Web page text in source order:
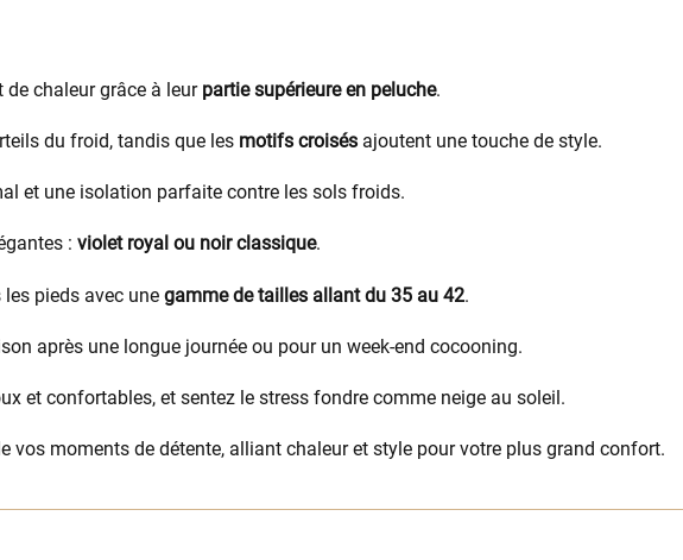
de chaleur grâce à leur partie supérieure en peluche.
du froid, tandis que les motifs croisés ajoutent une touche de style.
et une isolation parfaite contre les sols froids.
: violet royal ou noir classique.
pieds avec une gamme de tailles allant du 35 au 42.
après une longue journée ou pour un week-end cocooning.
et confortables, et sentez le stress fondre comme neige au soleil.
vos moments de détente, alliant chaleur et style pour votre plus grand confort.